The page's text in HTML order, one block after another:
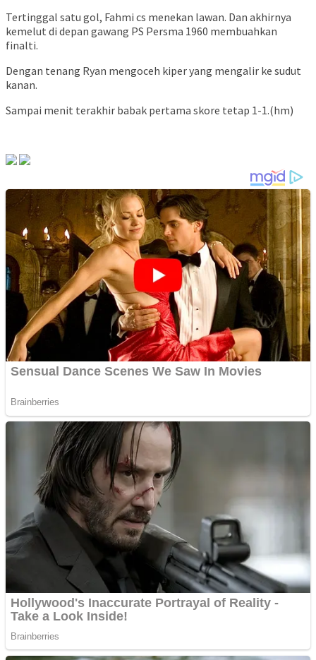
Tertinggal satu gol, Fahmi cs menekan lawan. Dan akhirnya
kemelut di depan gawang PS Persma 1960 membuahkan
finalti.
Dengan tenang Ryan mengoceh kiper yang mengalir ke sudut
kanan.
Sampai menit terakhir babak pertama skore tetap 1-1.(hm)